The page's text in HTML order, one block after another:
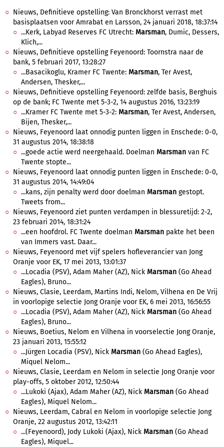
Nieuws, Definitieve opstelling: Van Bronckhorst verrast met
basisplaatsen voor Amrabat en Larsson, 24 januari 2018, 18:37:14
...Kerk, Labyad Reserves FC Utrecht: Marsman, Dumic, Dessers,
Klich,...
Nieuws, Definitieve opstelling Feyenoord: Toornstra naar de
bank, 5 februari 2017, 13:28:27
...Basacikoglu, Kramer FC Twente: Marsman, Ter Avest,
Andersen, Thesker,...
Nieuws, Definitieve opstelling Feyenoord: zelfde basis, Berghuis
op de bank; FC Twente met 5-3-2, 14 augustus 2016, 13:23:19
...Kramer FC Twente met 5-3-2: Marsman, Ter Avest, Andersen,
Bijen, Thesker,...
Nieuws, Feyenoord laat onnodig punten liggen in Enschede: 0-0,
31 augustus 2014, 18:38:18
...goede actie werd neergehaald. Doelman Marsman van FC
Twente stopte...
Nieuws, Feyenoord laat onnodig punten liggen in Enschede: 0-0,
31 augustus 2014, 14:49:04
...kans, zijn penalty werd door doelman Marsman gestopt.
Tweets from...
Nieuws, Feyenoord ziet punten verdampen in blessuretijd: 2-2,
23 februari 2014, 18:31:24
...een hoofdrol. FC Twente doelman Marsman pakte het been
van Immers vast. Daar...
Nieuws, Feyenoord met vijf spelers hofleverancier van Jong
Oranje voor EK, 17 mei 2013, 13:01:37
...Locadia (PSV), Adam Maher (AZ), Nick Marsman (Go Ahead
Eagles), Bruno...
Nieuws, Clasie, Leerdam, Martins Indi, Nelom, Vilhena en De Vrij
in voorlopige selectie Jong Oranje voor EK, 6 mei 2013, 16:56:55
...Locadia (PSV), Adam Maher (AZ), Nick Marsman (Go Ahead
Eagles), Bruno...
Nieuws, Boetius, Nelom en Vilhena in voorselectie Jong Oranje,
23 januari 2013, 15:55:12
...Jürgen Locadia (PSV), Nick Marsman (Go Ahead Eagles),
Miquel Nelom...
Nieuws, Clasie, Leerdam en Nelom in selectie Jong Oranje voor
play-offs, 5 oktober 2012, 12:50:44
...Lukoki (Ajax), Adam Maher (AZ), Nick Marsman (Go Ahead
Eagles), Miquel Nelom...
Nieuws, Leerdam, Cabral en Nelom in voorlopige selectie Jong
Oranje, 22 augustus 2012, 13:42:11
...(Feyenoord), Jody Lukoki (Ajax), Nick Marsman (Go Ahead
Eagles), Miquel...